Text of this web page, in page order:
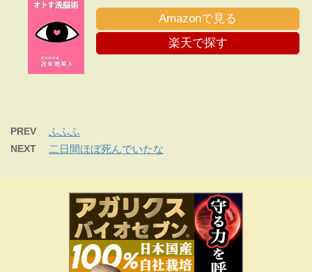
Amazonで見る
楽天で探す
PREV ふふふ
NEXT 二日間ほぼ死んでいたな